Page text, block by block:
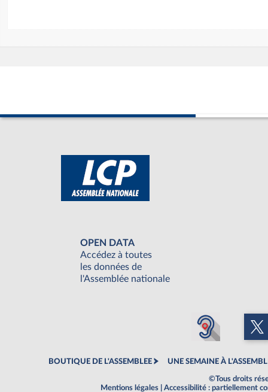
OPEN DATA
Accédez à toutes
les données de
l'Assemblée nationale
BOUTIQUE DE L'ASSEMBLEE UNE SEMAINE À
©Tous droits
Mentions légales
Accessibilité : partiellement